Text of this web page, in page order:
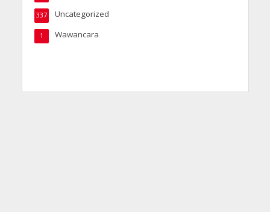
Uncategorized
337
Wawancara
1